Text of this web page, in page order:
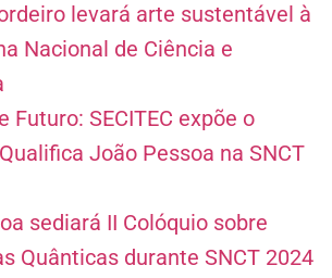
levará arte sustentável à
Nacional de Ciência e
Futuro: SECITEC expõe o
João Pessoa na SNCT
sediará II Colóquio sobre
Quânticas durante SNCT 2024